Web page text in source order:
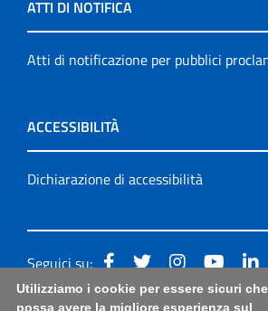
ATTI DI NOTIFICA
Atti di notificazione per pubblici
ACCESSIBILITÀ
Dichiarazione di accessibilità
Seguici su:
Accessibilità: form di segnalazione
Utilizziamo i cookie per essere sicuri
possa avere la migliore esperienza sul